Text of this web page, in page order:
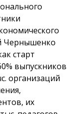
Чернышенко
старт
выпускников
организаций
их